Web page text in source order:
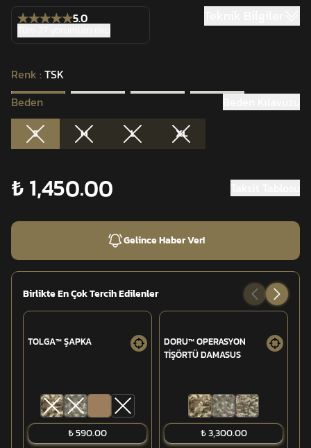
5.0
Renk : TSK
Beden
S M L XL
₺ 1,450.00
Gelince Haber Ver!
Birlikte En Çok Tercih Edilenler
TOLGA™ ŞAPKA
₺ 590.00
DORU™ OPERASYON
TİŞÖRTÜ DAMASUS
₺ 3,300.00